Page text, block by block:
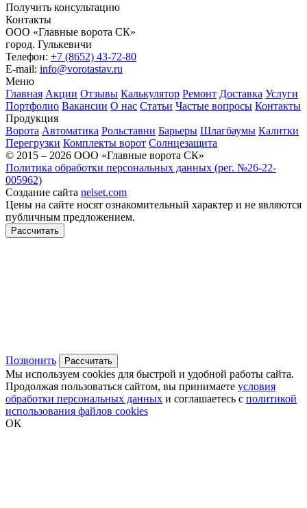
Получить консультацию
Контакты
ООО «Главные ворота СК»
город. Гулькевичи
Телефон: +7 (8652) 43-72-80
E-mail: info@vorotastav.ru
Меню
Главная Акции Отзывы Калькулятор Ремонт Доставка Услуги
Портфолио Вакансии О нас Статьи Частые вопросы Контакты
Продукция
Ворота Автоматика Рольставни Барьеры Шлагбаумы Калитки
Перегрузки Комплекты ворот Солнцезащита
© 2015 – 2026 ООО «Главные ворота СК»
Политика обработки персональных данных (рег. №26-22-
005962)
Создание сайта nelset.com
Цены на сайте носят ознакомительный характер и не являются
публичным предложением.
Рассчитать
Позвонить Рассчитать
Мы используем cookies для быстрой и удобной работы сайта.
Продолжая пользоваться сайтом, вы принимаете условия
обработки персональных данных и соглашаетесь с политикой
использования файлов cookies
OK